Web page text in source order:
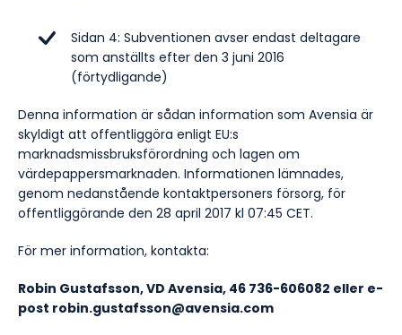
Sidan 4: Subventionen avser endast deltagare
som anställts efter den 3 juni 2016
(förtydligande)
Denna information är sådan information som Avensia är
skyldigt att offentliggöra enligt EU:s
marknadsmissbruksförordning och lagen om
värdepappersmarknaden. Informationen lämnades,
genom nedanstående kontaktpersoners försorg, för
offentliggörande den 28 april 2017 kl 07:45 CET.
För mer information, kontakta:
Robin Gustafsson, VD Avensia, 46 736-606082 eller e-
post robin.gustafsson@avensia.com